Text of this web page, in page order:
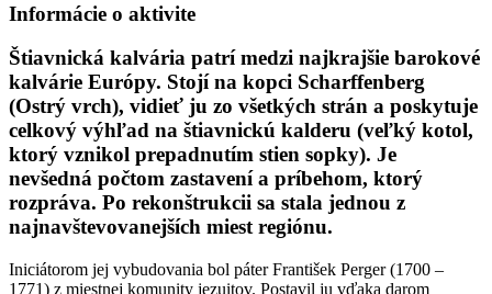
Informácie o aktivite
Štiavnická kalvária patrí medzi najkrajšie barokové
kalvárie Európy. Stojí na kopci Scharffenberg
(Ostrý vrch), vidieť ju zo všetkých strán a poskytuje
celkový výhľad na štiavnickú kalderu (veľký kotol,
ktorý vznikol prepadnutím stien sopky). Je
nevšedná počtom zastavení a príbehom, ktorý
rozpráva. Po rekonštrukcii sa stala jednou z
najnavštevovanejších miest regiónu.
Iniciátorom jej vybudovania bol páter František Perger (1700 –
1771) z miestnej komunity jezuitov. Postavil ju vďaka darom